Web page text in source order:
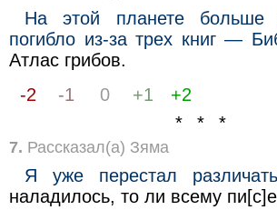
На этой планете больше
погибло из-за трех книг —
Атлас грибов.
-2
-1 0 +1
+2
* * *
7. Рассказал(а) Зяма
Я уже перестал
наладилось, то ли всему